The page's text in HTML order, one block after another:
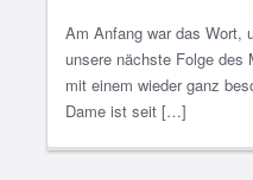
Am Anfang war das Wort,
unsere nächste Folge des
mit einem wieder ganz
Dame ist seit […]